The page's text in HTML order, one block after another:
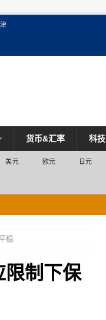
货币&汇率 科技
美元 欧元 日元
稳
制下保